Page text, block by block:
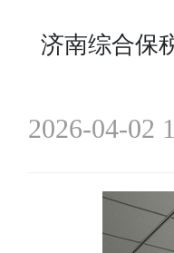
济南综合保
2026-04-02